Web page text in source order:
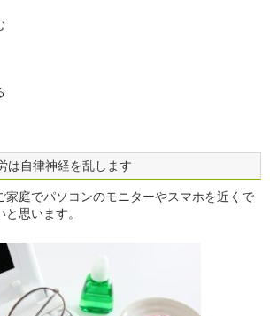
は自律神経を乱します
家庭でパソコンのモニターやスマホを近くで
思います。